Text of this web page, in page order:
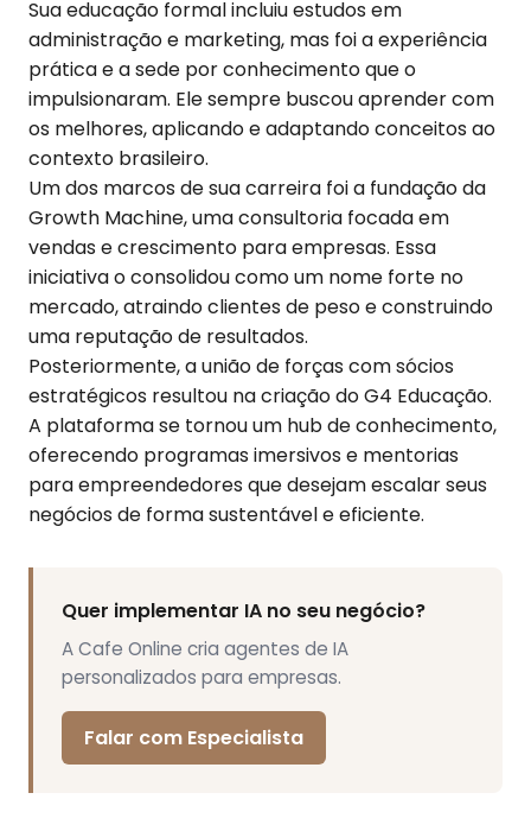
Sua educação formal incluiu estudos em
administração e marketing, mas foi a experiência
prática e a sede por conhecimento que o
impulsionaram. Ele sempre buscou aprender com
os melhores, aplicando e adaptando conceitos ao
contexto brasileiro.
Um dos marcos de sua carreira foi a fundação da
Growth Machine, uma consultoria focada em
vendas e crescimento para empresas. Essa
iniciativa o consolidou como um nome forte no
mercado, atraindo clientes de peso e construindo
uma reputação de resultados.
Posteriormente, a união de forças com sócios
estratégicos resultou na criação do G4 Educação.
A plataforma se tornou um hub de conhecimento,
oferecendo programas imersivos e mentorias
para empreendedores que desejam escalar seus
negócios de forma sustentável e eficiente.
Quer implementar IA no seu negócio?
A Cafe Online cria agentes de IA
personalizados para empresas.
Falar com Especialista